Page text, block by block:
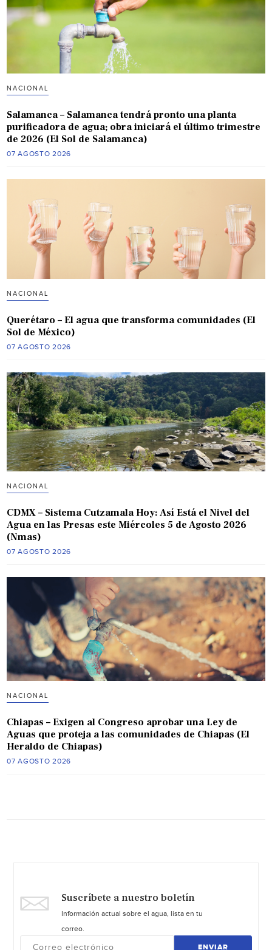
NACIONAL
Salamanca – Salamanca tendrá pronto una planta
purificadora de agua; obra iniciará el último trimestre
de 2026 (El Sol de Salamanca)
07 AGOSTO 2026
NACIONAL
Querétaro – El agua que transforma comunidades (El
Sol de México)
07 AGOSTO 2026
NACIONAL
CDMX – Sistema Cutzamala Hoy: Así Está el Nivel del
Agua en las Presas este Miércoles 5 de Agosto 2026
(Nmas)
07 AGOSTO 2026
NACIONAL
Chiapas – Exigen al Congreso aprobar una Ley de
Aguas que proteja a las comunidades de Chiapas (El
Heraldo de Chiapas)
07 AGOSTO 2026
Suscríbete a nuestro boletín
Información actual sobre el agua, lista en tu
correo.
ENVIAR